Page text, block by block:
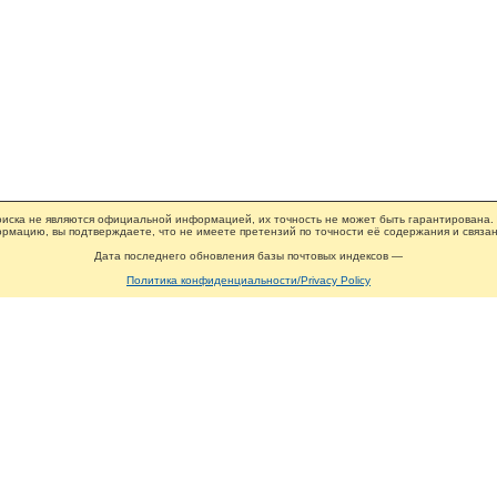
не являются официальной информацией, их точность не может быть гарантирована.
вы подтверждаете, что не имеете претензий по точности её содержания и
Дата последнего обновления базы почтовых индексов —
Политика конфиденциальности/Privacy Policy